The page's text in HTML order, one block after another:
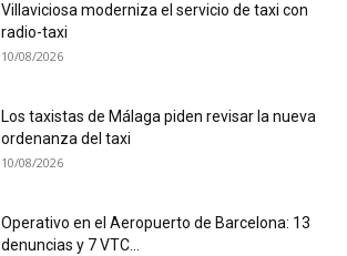
Villaviciosa moderniza el servicio de taxi con
radio-taxi
10/08/2026
Los taxistas de Málaga piden revisar la nueva
ordenanza del taxi
10/08/2026
Operativo en el Aeropuerto de Barcelona: 13
denuncias y 7 VTC...